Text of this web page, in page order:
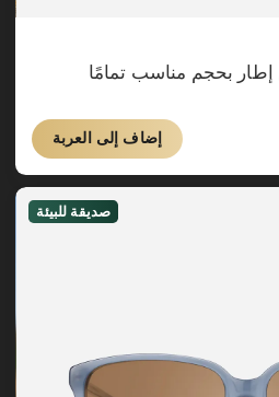
إطار بحجم مناسب تمامًا
إضاف إلى العربة
صديقة للبيئة